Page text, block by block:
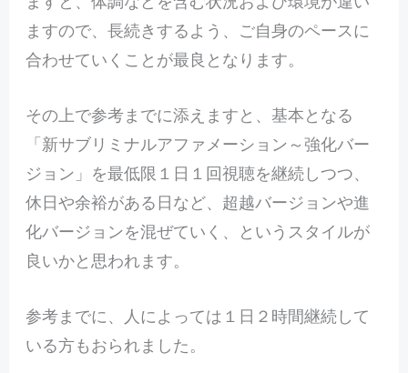
ますので、長続きするよう、ご自身のペースに
合わせていくことが最良となります。
その上で参考までに添えますと、基本となる
「新サブリミナルアファメーション～強化バー
ジョン」を最低限１日１回視聴を継続しつつ、
休日や余裕がある日など、超越バージョンや進
化バージョンを混ぜていく、というスタイルが
良いかと思われます。
参考までに、人によっては１日２時間継続して
いる方もおられました。